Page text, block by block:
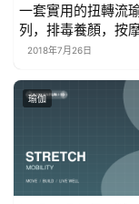
一套實用的扭轉流
列，排毒養顏，按
效果槓槓滴！
2018年7月26日
瑜伽